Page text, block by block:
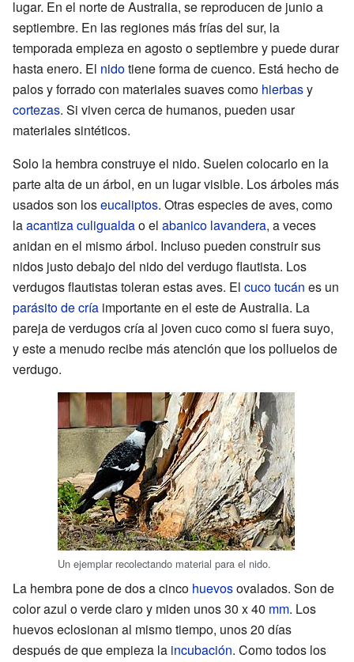
lugar. En el norte de Australia, se reproducen de junio a
septiembre. En las regiones más frías del sur, la
temporada empieza en agosto o septiembre y puede durar
hasta enero. El nidotiene forma de cuenco. Está hecho de
palos y forrado con materiales suaves como hierbasy
cortezas. Si viven cerca de humanos, pueden usar
materiales sintéticos.
Solo la hembra construye el nido. Suelen colocarlo en la
parte alta de un árbol, en un lugar visible. Los árboles más
usados son loseucaliptos. Otras especies de aves, como
laacantiza culigualdao el abanico lavandera, a veces
anidan en el mismo árbol. Incluso pueden construir sus
nidos justo debajo del nido del verdugo flautista. Los
verdugos flautistas toleran estas aves. El cuco tucán es un
parásito de cría importante en el este de Australia. La
pareja de verdugos cría al joven cuco como si fuera suyo,
y este a menudo recibe más atención que los polluelos de
verdugo.
Un ejemplar recolectando material para el nido.
La hembra pone de dos a cinco huevosovalados. Son de
color azul o verde claro y miden unos 30 x 40 mm. Los
huevos eclosionan al mismo tiempo, unos 20 días
después de que empieza la incubación. Como todos los